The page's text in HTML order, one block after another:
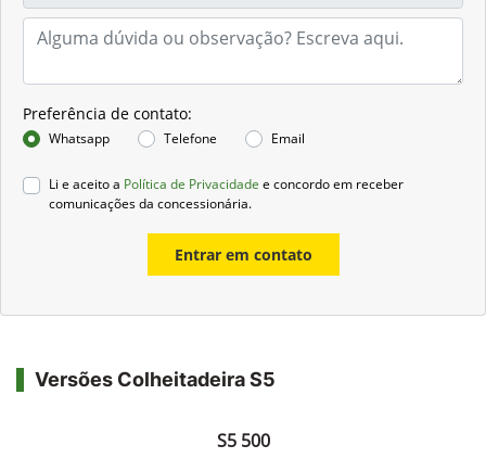
Preferência de contato:
Whatsapp Telefone Email
Li e aceito a Política de Privacidade e concordo em receber
comunicações da concessionária.
Entrar em contato
Versões Colheitadeira S5
S5 500